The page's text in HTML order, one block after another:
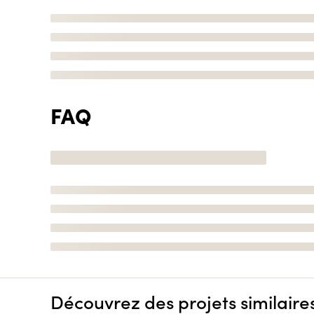
FAQ
Découvrez des projets